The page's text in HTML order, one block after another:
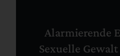
Alarmierende
Sexuelle